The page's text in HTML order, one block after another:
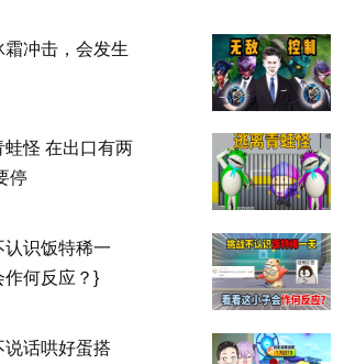
冲击，会发生
怪 在出口有两
停
识饭特稀一
作何反应？}
话哄好蛋搭